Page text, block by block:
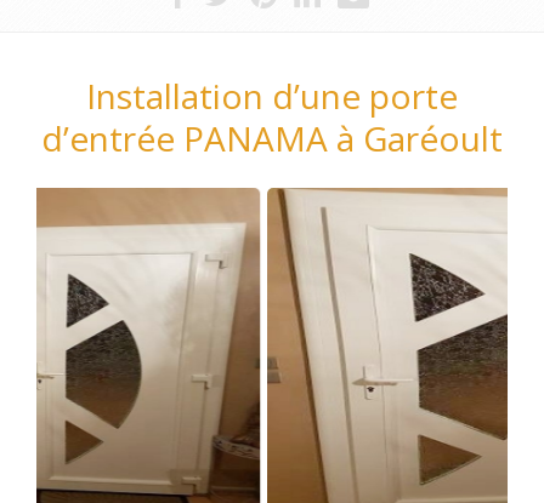
Installation d’une porte
d’entrée PANAMA à Garéoult